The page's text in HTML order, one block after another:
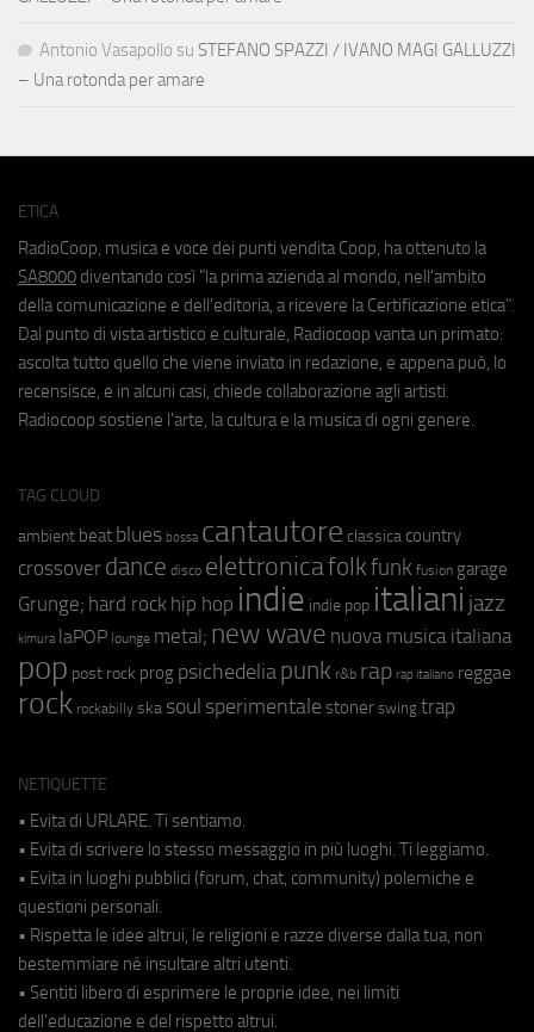
Antonio Vasapollo su STEFANO SPAZZI / IVANO MAGI GALLUZZI
– Una rotonda per amare
ETICA
RadioCoop, musica e voce dei punti vendita Coop, ha ottenuto la
SA8000 diventando così "la prima azienda al mondo, nell'ambito
della comunicazione e dell'editoria, a ricevere la Certificazione etica".
Dal punto di vista artistico e culturale, Radiocoop vanta un primato:
ascolta tutto quello che viene inviato in redazione, e appena può, lo
recensisce, e in alcuni casi, chiede collaborazione agli artisti.
Radiocoop sostiene l'arte, la cultura e la musica di ogni genere.
TAG CLOUD
ambient beat blues bossa cantautore classica country
crossover dance disco elettronicafolkfunk fusion garage
Grunge; hard rock hip hop indie indie pop italiani jazz
kimura laPOP lounge metal; new wave nuova musica italiana
pop post rock prog psichedeliapunk r&b rap rap italiano reggae
rock rockabilly ska soul sperimentale stoner swing trap
NETIQUETTE
• Evita di URLARE. Ti sentiamo.
• Evita di scrivere lo stesso messaggio in più luoghi. Ti leggiamo.
• Evita in luoghi pubblici (forum, chat, community) polemiche e
questioni personali.
• Rispetta le idee altrui, le religioni e razze diverse dalla tua, non
bestemmiare né insultare altri utenti.
• Sentiti libero di esprimere le proprie idee, nei limiti
dell'educazione e del rispetto altrui.